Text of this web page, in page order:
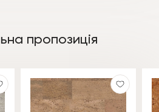
пропозиція